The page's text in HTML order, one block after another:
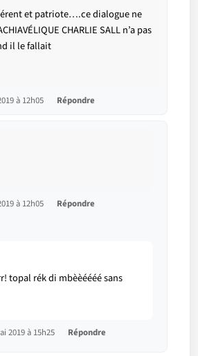
et patriote….ce dialogue ne
CHARLIE SALL n’a pas
il le fallait
à 12h05 Répondre
à 12h05 Répondre
topal rék di mbèèéééé sans
2019 à 15h25 Répondre